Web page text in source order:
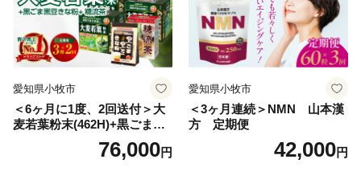
愛知県小牧市
＜6ヶ月に1度、2回送付＞大
麦若葉粉末(462H)+黒ごま黒
豆きな粉+ 糖流茶 山本漢
76,000円
愛知県小牧市
＜3ヶ月連続＞NMN 山本漢
方 定期便
42,000円